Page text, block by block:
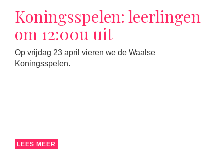
Koningsspelen: leerlingen
om 12:00u uit
Op vrijdag 23 april vieren we de Waalse
Koningsspelen.
LEES MEER